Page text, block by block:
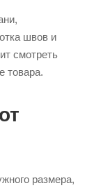
швов и
смотреть
товара.
размера,